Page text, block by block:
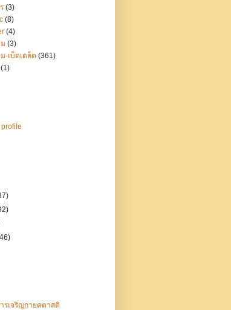
(3)
(8)
(4)
(3)
-เบ็ดเตล็ด (361)
(1)
รเจริญกายคตาสติ